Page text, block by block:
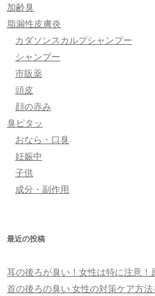
加齢臭
脂漏性皮膚炎
カダソンスカルプシャンプー
シャンプー
市販薬
頭皮
顔の赤み
臭ピタッ
おなら・口臭
妊娠中
子供
成分・副作用
最近の投稿
耳の後ろが臭い！女性は特に注意！
首の後ろの臭い 女性の対策ケア方法